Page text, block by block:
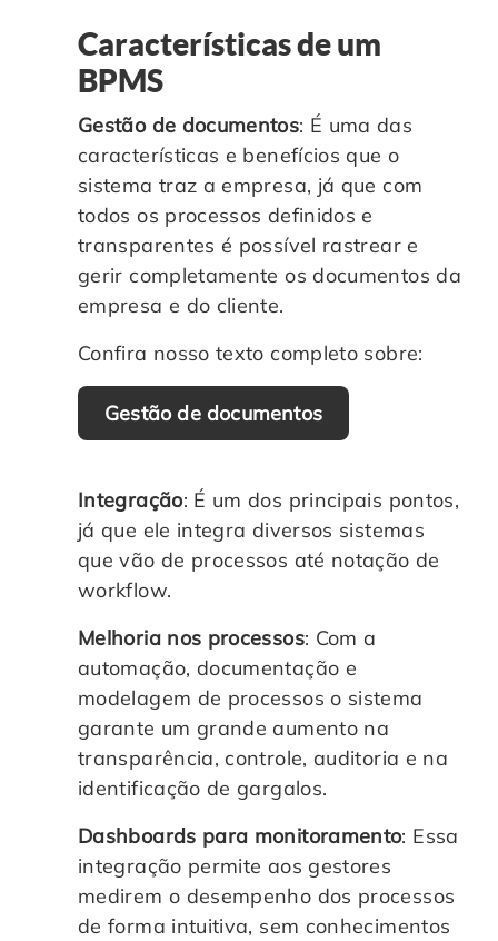
Características de um
BPMS
Gestão de documentos: É uma das
características e benefícios que o
sistema traz a empresa, já que com
todos os processos definidos e
transparentes é possível rastrear e
gerir completamente os documentos da
empresa e do cliente.
Confira nosso texto completo sobre:
Gestão de documentos
Integração: É um dos principais pontos,
já que ele integra diversos sistemas
que vão de processos até notação de
workflow.
Melhoria nos processos: Com a
automação, documentação e
modelagem de processos o sistema
garante um grande aumento na
transparência, controle, auditoria e na
identificação de gargalos.
Dashboards para monitoramento: Essa
integração permite aos gestores
medirem o desempenho dos processos
de forma intuitiva, sem conhecimentos